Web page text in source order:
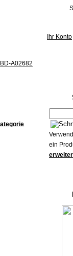
Ihr Konto
BD-A02682
ein